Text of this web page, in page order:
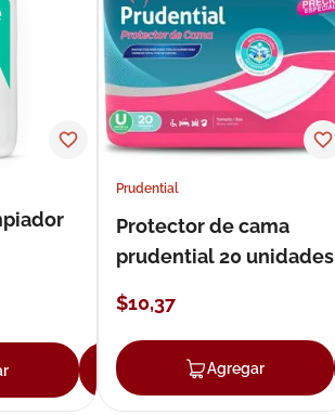
Agregar
Prudential
Protector de cama
prudential 20 unidades
$10,37
Agregar